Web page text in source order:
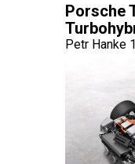
Porsche
Petr Hanke